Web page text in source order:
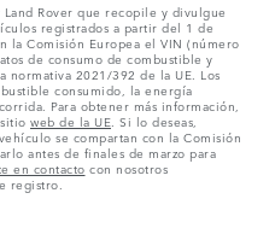
Rover que recopile y divulgue
registrados a partir del 1 de
la Comisión Europea el VIN (número
de consumo de combustible y
2021/392 de la UE. Los
consumido, la energía
Para obtener más información,
web de la UE . Si lo deseas,
se compartan con la Comisión
antes de finales de marzo para
en contacto con nosotros
registro.